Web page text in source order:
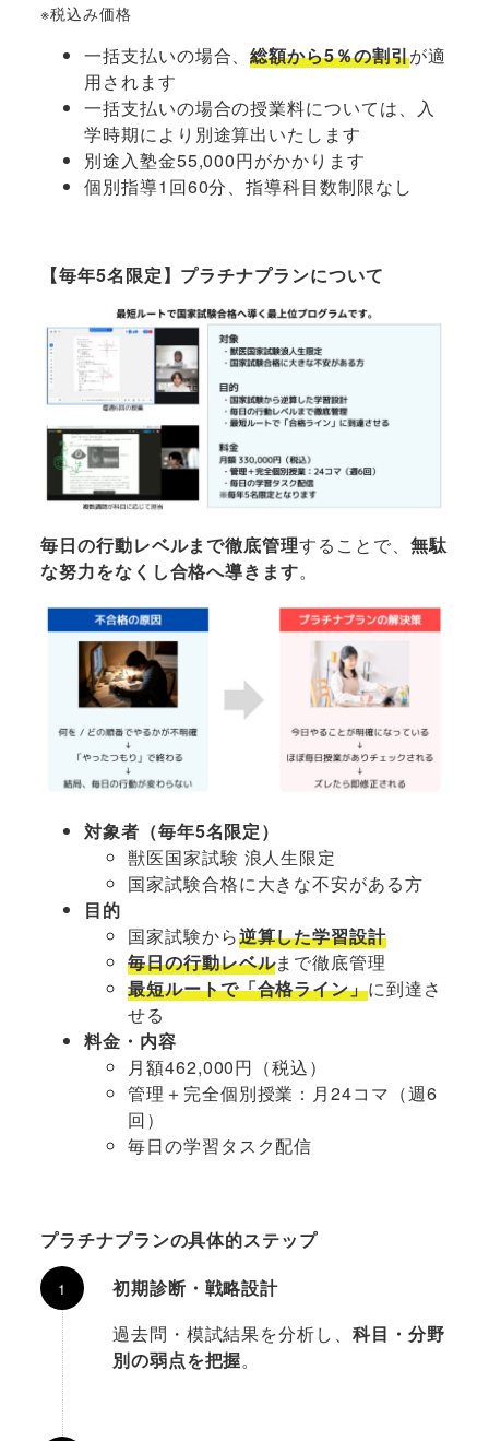
※税込み価格
一括支払いの場合、総額から5％の割引が適
用されます
一括支払いの場合の授業料については、入
学時期により別途算出いたします
別途入塾金55,000円がかかります
個別指導1回60分、指導科目数制限なし
【毎年5名限定】プラチナプランについて
毎日の行動レベルまで徹底管理することで、無駄
な努力をなくし合格へ導きます。
対象者（毎年5名限定）
獣医国家試験 浪人生限定
国家試験合格に大きな不安がある方
目的
国家試験から逆算した学習設計
毎日の行動レベルまで徹底管理
最短ルートで「合格ライン」に到達さ
せる
料金・内容
月額462,000円（税込）
管理＋完全個別授業：月24コマ（週6
回）
毎日の学習タスク配信
プラチナプランの具体的ステップ
初期診断・戦略設計
過去問・模試結果を分析し、科目・分野
別の弱点を把握。